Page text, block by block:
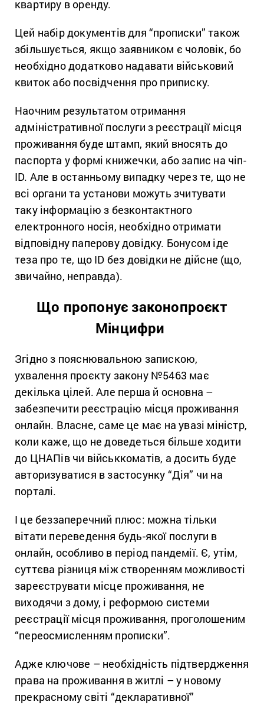
квартиру в оренду.
Цей набір документів для “прописки” також
збільшується, якщо заявником є чоловік, бо
необхідно додатково надавати військовий
квиток або посвідчення про приписку.
Наочним результатом отримання
адміністративної послуги з реєстрації місця
проживання буде штамп, який вносять до
паспорта у формі книжечки, або запис на чіп-
ID. Але в останньому випадку через те, що не
всі органи та установи можуть зчитувати
таку інформацію з безконтактного
електронного носія, необхідно отримати
відповідну паперову довідку. Бонусом іде
теза про те, що ID без довідки не дійсне (що,
звичайно, неправда).
Що пропонує законопроєкт
Мінцифри
Згідно з пояснювальною запискою,
ухвалення проєкту закону №5463 має
декілька цілей. Але перша й основна –
забезпечити реєстрацію місця проживання
онлайн. Власне, саме це має на увазі міністр,
коли каже, що не доведеться більше ходити
до ЦНАПів чи військкоматів, а досить буде
авторизуватися в застосунку “Дія” чи на
порталі.
І це беззаперечний плюс: можна тільки
вітати переведення будь-якої послуги в
онлайн, особливо в період пандемії. Є, утім,
суттєва різниця між створенням можливості
зареєструвати місце проживання, не
виходячи з дому, і реформою системи
реєстрації місця проживання, проголошеним
“переосмисленням прописки”.
Адже ключове – необхідність підтвердження
права на проживання в житлі – у новому
прекрасному світі “декларативної”